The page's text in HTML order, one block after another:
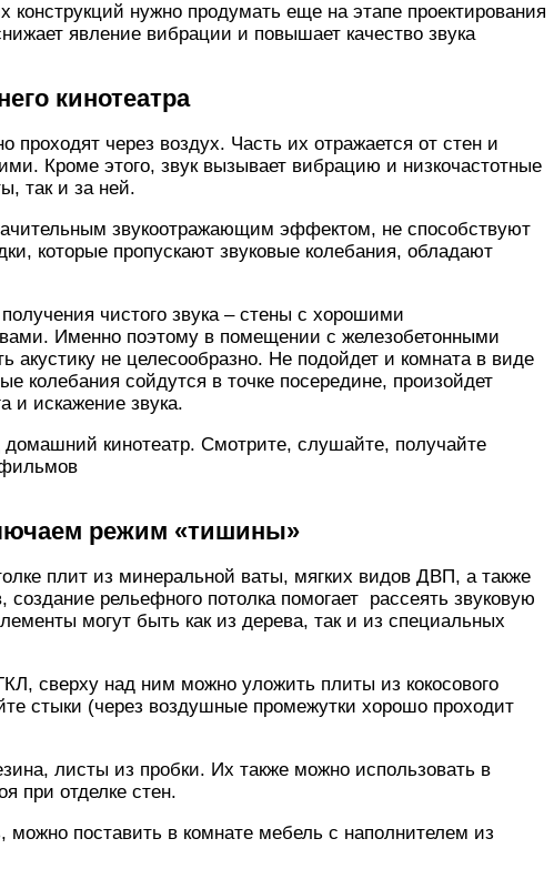
нужно продумать еще на этапе проектирования
явление вибрации и повышает качество звука
кинотеатра
проходят через воздух. Часть их отражается от стен и
Кроме этого, звук вызывает вибрацию и низкочастотные
так и за ней.
звукоотражающим эффектом, не способствуют
которые пропускают звуковые колебания, обладают
чистого звука – стены с хорошими
Именно поэтому в помещении с железобетонными
акустику не целесообразно. Не подойдет и комната в виде
колебания сойдутся в точке посередине, произойдет
и искажение звука.
домашний кинотеатр. Смотрите, слушайте, получайте
режим «тишины»
плит из минеральной ваты, мягких видов ДВП, а также
создание рельефного потолка помогает рассеять звуковую
могут быть как из дерева, так и из специальных
сверху над ним можно уложить плиты из кокосового
стыки (через воздушные промежутки хорошо проходит
листы из пробки. Их также можно использовать в
при отделке стен.
можно поставить в комнате мебель с наполнителем из